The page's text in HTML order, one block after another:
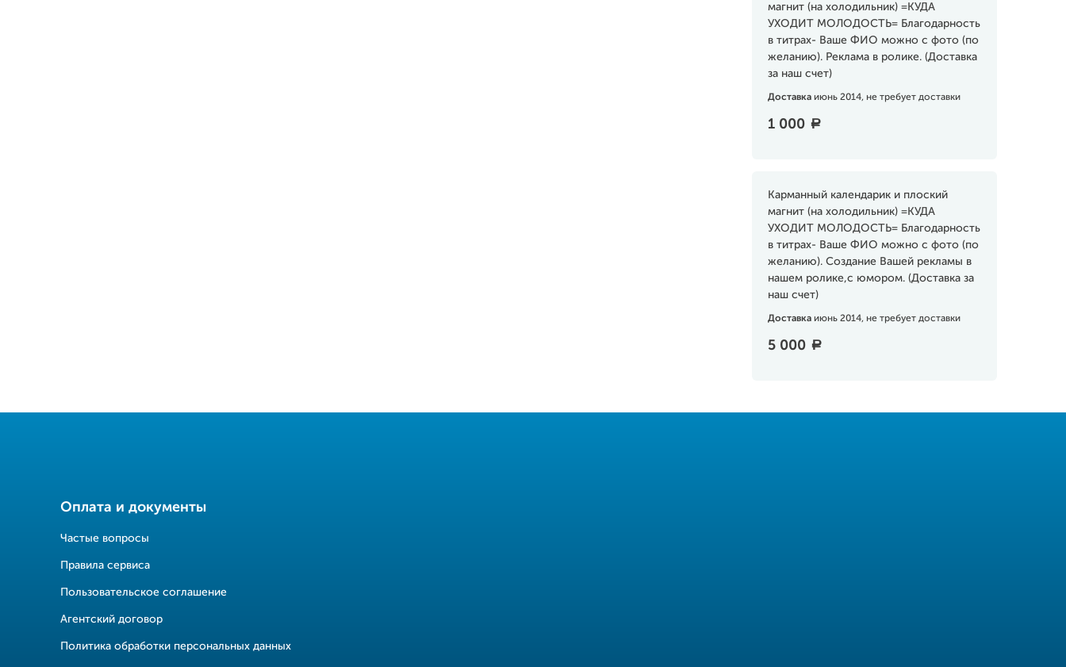
магнит (на холодильник) =КУДА
УХОДИТ МОЛОДОСТЬ= Благодарность
в титрах- Ваше ФИО можно с фото (по
желанию). Реклама в ролике. (Доставка
за наш счет)
Доставка июнь 2014, не требует доставки
1 000 a
Карманный календарик и плоский
магнит (на холодильник) =КУДА
УХОДИТ МОЛОДОСТЬ= Благодарность
в титрах- Ваше ФИО можно с фото (по
желанию). Создание Вашей рекламы в
нашем ролике,с юмором. (Доставка за
наш счет)
Доставка июнь 2014, не требует доставки
5 000 a
Оплата и документы
Частые вопросы
Правила сервиса
Пользовательское соглашение
Агентский договор
Политика обработки персональных данных